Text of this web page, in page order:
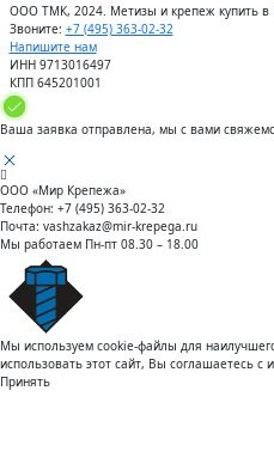
ООО ТМК, 2024. Метизы и крепеж купить в
Звоните: +7 (495) 363-02-32
Напишите нам
ИНН 9713016497
КПП 645201001
Ваша заявка отправлена, мы с вами
ООО «Мир Крепежа»
Телефон: +7 (495) 363-02-32
Почта: vashzakaz@mir-krepega.ru
Мы работаем Пн-пт 08.30 – 18.00
Мы используем cookie-файлы для
использовать этот сайт, Вы соглашаетесь с
Принять